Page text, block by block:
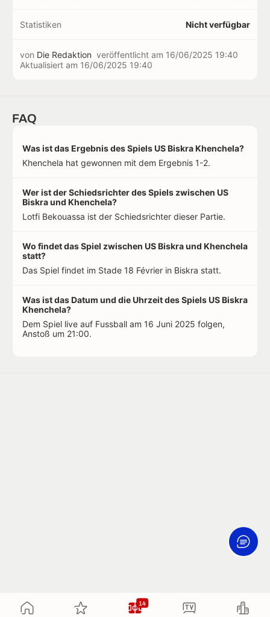
14
Statistiken Nicht verfügbar
von Die Redaktion veröffentlicht am 16/06/2025 19:40
Aktualisiert am 16/06/2025 19:40
FAQ
Was ist das Ergebnis des Spiels US Biskra Khenchela?
Khenchela hat gewonnen mit dem Ergebnis 1-2.
Wer ist der Schiedsrichter des Spiels zwischen US
Biskra und Khenchela?
Lotfi Bekouassa ist der Schiedsrichter dieser Partie.
Wo findet das Spiel zwischen US Biskra und Khenchela
statt?
Das Spiel findet im Stade 18 Février in Biskra statt.
Was ist das Datum und die Uhrzeit des Spiels US Biskra
Khenchela?
Dem Spiel live auf Fussball am 16 Juni 2025 folgen,
Anstoß um 21:00.